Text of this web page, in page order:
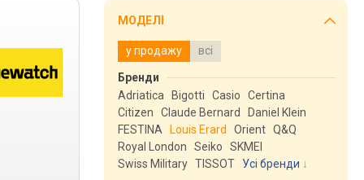
МОДЕЛІ
у продажу всі
Бренди
Adriatica
Bigotti Casio
Certina
Citizen
Claude Bernard
Daniel Klein
FESTINA
Louis Erard Orient Q&Q
Royal London
Seiko
SKMEI
Swiss Military TISSOT
Усі бренди